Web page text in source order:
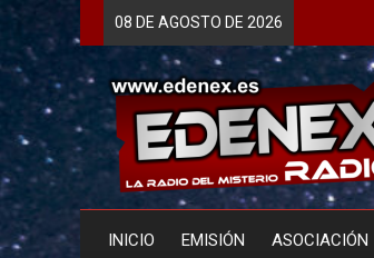
Skip
to
content
08 DE AGOSTO DE 2026
INICIO EMISIÓN ASOCIACIÓN